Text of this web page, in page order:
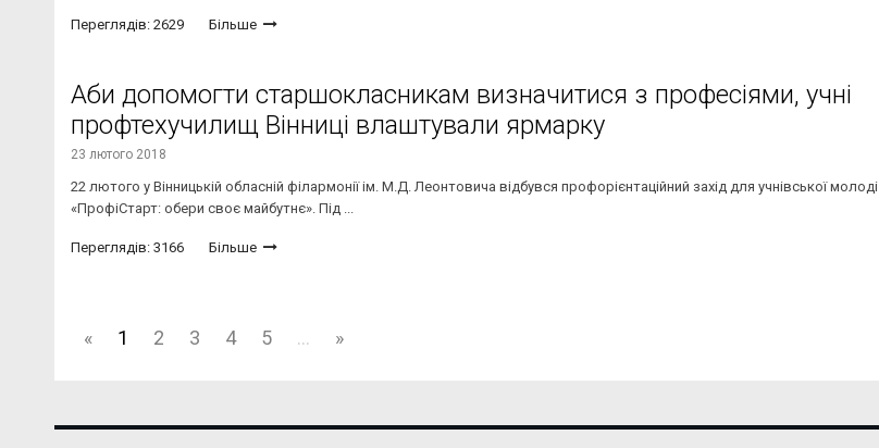
Переглядів: 2629 Більше
Аби допомогти старшокласникам визначитися з професіями, учні
профтехучилищ Вінниці влаштували ярмарку
23 лютого 2018
22 лютого у Вінницькій обласній філармонії ім. М.Д. Леонтовича відбувся профорієнтаційний захід для учнівської молоді
«ПрофіСтарт: обери своє майбутнє». Під ...
Переглядів: 3166 Більше
« 1 2 3 4 5 ... »